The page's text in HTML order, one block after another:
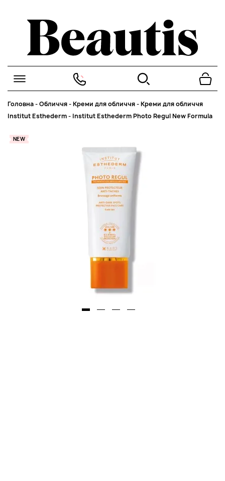
Головна-Обличчя-Креми для обличчя-Креми для обличчя
Institut Esthederm- Institut Esthederm Photo Regul New Formula
NEW